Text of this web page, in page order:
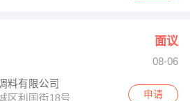
面议
08-06
料有限公司
区利国街18号
申请